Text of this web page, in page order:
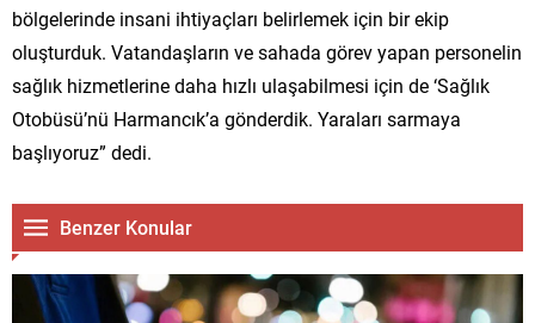
bölgelerinde insani ihtiyaçları belirlemek için bir ekip
oluşturduk. Vatandaşların ve sahada görev yapan personelin
sağlık hizmetlerine daha hızlı ulaşabilmesi için de ‘Sağlık
Otobüsü’nü Harmancık’a gönderdik. Yaraları sarmaya
başlıyoruz” dedi.
Benzer Konular